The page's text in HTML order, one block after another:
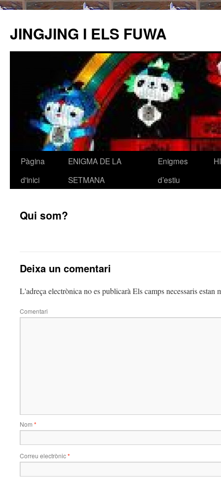
JINGJING I ELS FUWA
Vés
Pàgina
d'inici
ENIGMA DE LA
SETMANA
Enigmes
d’estiu
Qui som?
Deixa un comentari
L'adreça electrònica no es publicarà Els camps necessaris estan
Comentari
Nom *
Correu electrònic*